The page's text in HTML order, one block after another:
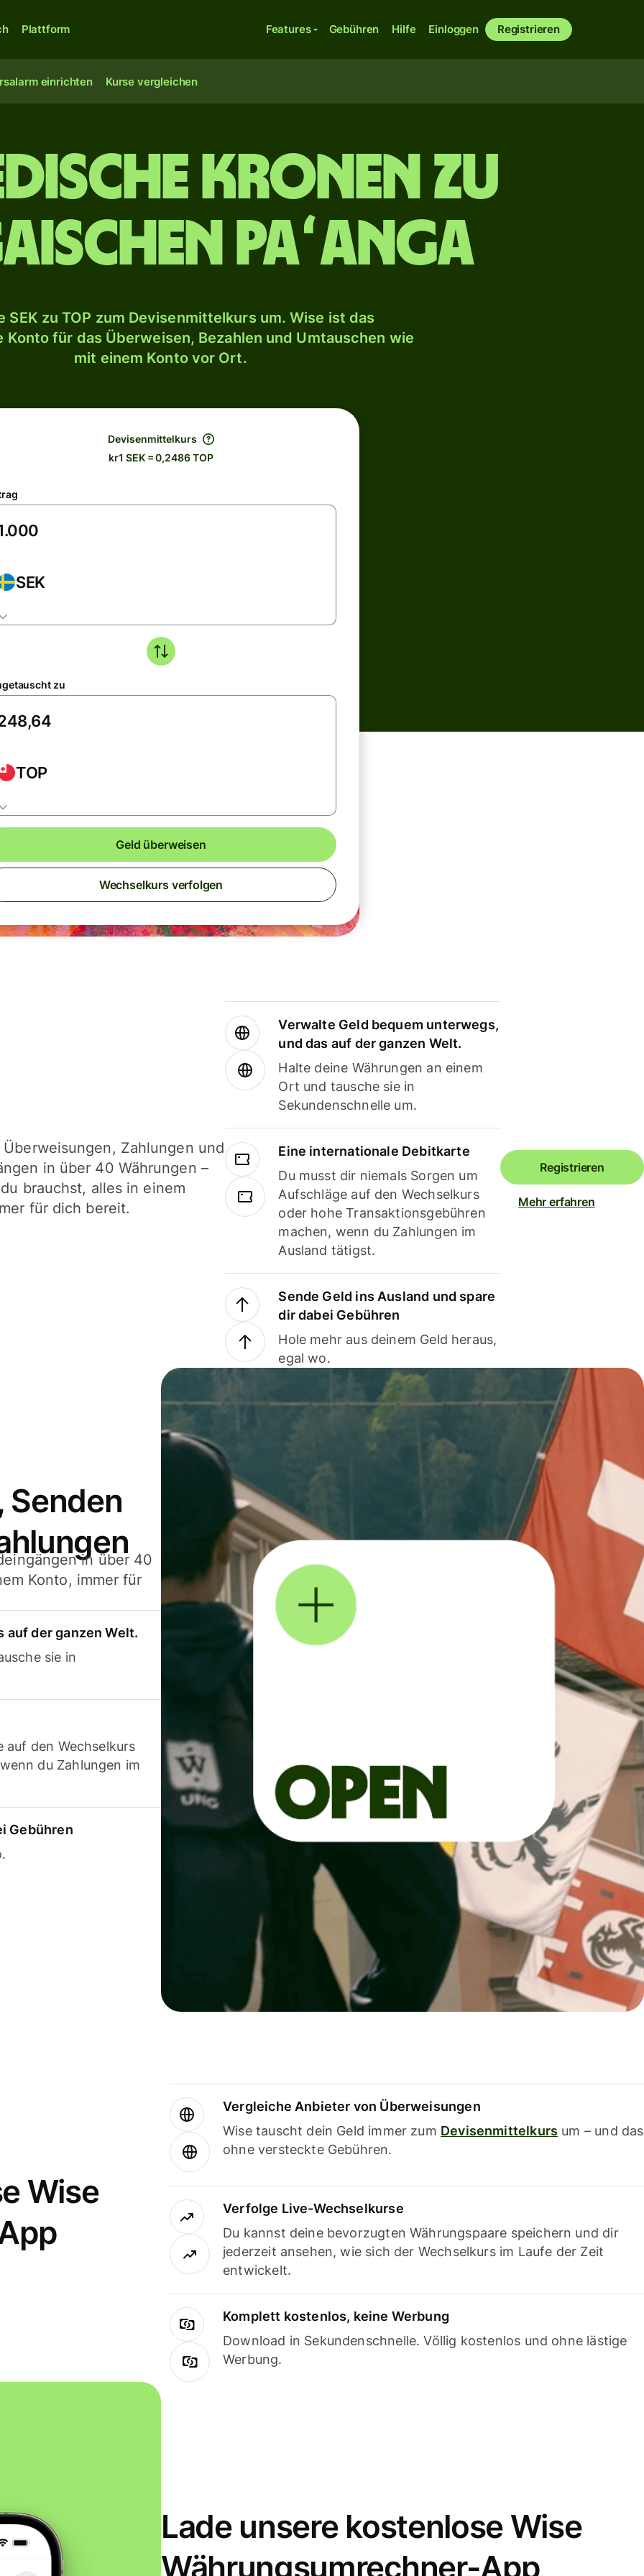
Plattform Features Gebühren Hilfe Einloggen Registrieren
einrichten Kurse vergleichen
Kronen zu
Paʻanga
SEK zu TOP zum Devisenmittelkurs um. Wise ist das
Konto für das Überweisen, Bezahlen und Umtauschen wie
mit einem Konto vor Ort.
Devisenmittelkurs
kr1 SEK = 0,2486 TOP
SEK
zu
TOP
Geld überweisen
Wechselkurs verfolgen
Zahlungen und
in über 40 Währungen –
brauchst, alles in einem
für dich bereit.
Verwalte Geld bequem unterwegs,
und das auf der ganzen Welt.
Halte deine Währungen an einem
Ort und tausche sie in
Sekundenschnelle um.
Eine internationale Debitkarte
Du musst dir niemals Sorgen um
Aufschläge auf den Wechselkurs
oder hohe Transaktionsgebühren
machen, wenn du Zahlungen im
Ausland tätigst.
Sende Geld ins Ausland und spare
dir dabei Gebühren
Hole mehr aus deinem Geld heraus,
egal wo.
Registrieren
Mehr erfahren
Senden
in über 40
Konto, immer für
auf der ganzen Welt.
sie in
auf den Wechselkurs
du Zahlungen im
Gebühren
Wise
Vergleiche Anbieter von Überweisungen
Wise tauscht dein Geld immer zum Devisenmittelkurs um – und das
ohne versteckte Gebühren.
Verfolge Live-Wechselkurse
Du kannst deine bevorzugten Währungspaare speichern und dir
jederzeit ansehen, wie sich der Wechselkurs im Laufe der Zeit
entwickelt.
Komplett kostenlos, keine Werbung
Download in Sekundenschnelle. Völlig kostenlos und ohne lästige
Werbung.
Lade unsere kostenlose Wise
Währungsumrechner-App